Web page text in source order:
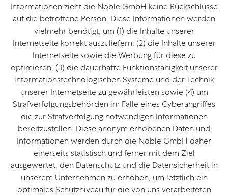
Informationen zieht die Noble GmbH keine Rückschlüsse
auf die betroffene Person. Diese Informationen werden
vielmehr benötigt, um (1) die Inhalte unserer
Internetseite korrekt auszuliefern, (2) die Inhalte unserer
Internetseite sowie die Werbung für diese zu
optimieren, (3) die dauerhafte Funktionsfähigkeit unserer
informationstechnologischen Systeme und der Technik
unserer Internetseite zu gewährleisten sowie (4) um
Strafverfolgungsbehörden im Falle eines Cyberangriffes
die zur Strafverfolgung notwendigen Informationen
bereitzustellen. Diese anonym erhobenen Daten und
Informationen werden durch die Noble GmbH daher
einerseits statistisch und ferner mit dem Ziel
ausgewertet, den Datenschutz und die Datensicherheit in
unserem Unternehmen zu erhöhen, um letztlich ein
optimales Schutzniveau für die von uns verarbeiteten